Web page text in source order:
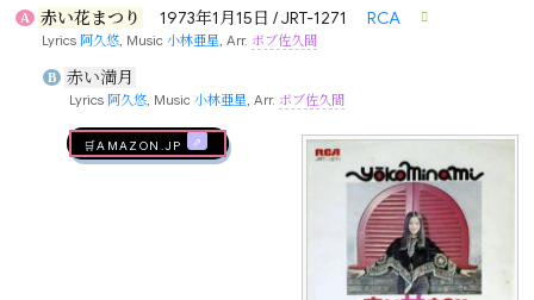
A 赤い花まつり 1973年1月15日 / JRT-1271 RCA
Lyrics 阿久悠, Music小林亜星, Arr. ボブ佐久間
B 赤い満月
Lyrics 阿久悠, Music 小林亜星 , Arr. ボブ佐久間
🛒AMAZON.jp